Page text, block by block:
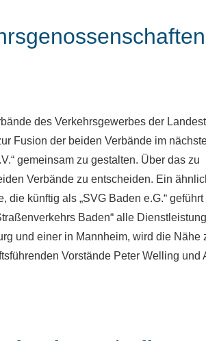
des Verkehrsgewerbes der
Fusion der beiden Verbände im
gemeinsam zu gestalten. Über das zu
Verbände zu entscheiden. Ein
künftig als „SVG Baden e.G.“ geführt
Baden“ alle
und einer in Mannheim, wird die Nähe
Vorstände Peter Welling und